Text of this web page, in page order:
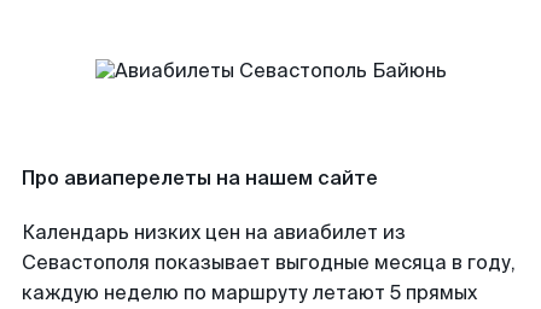
Про авиаперелеты на нашем сайте
Календарь низких цен на авиабилет из
Севастополя показывает выгодные месяца в году,
каждую неделю по маршруту летают 5 прямых